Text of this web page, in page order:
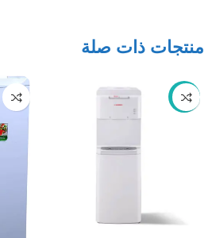
منتجات ذات صلة
-27%